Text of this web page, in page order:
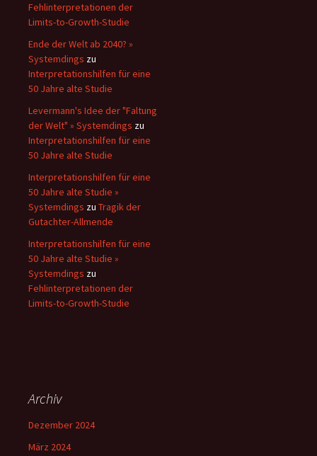
Fehlinterpretationen der
Limits-to-Growth-Studie
Ende der Welt ab 2040? »
Systemdings zu
Interpretationshilfen für eine
50 Jahre alte Studie
Levermann's Idee der "Faltung
der Welt" » Systemdings zu
Interpretationshilfen für eine
50 Jahre alte Studie
Interpretationshilfen für eine
50 Jahre alte Studie »
Systemdings zu Tragik der
Gutachter-Allmende
Interpretationshilfen für eine
50 Jahre alte Studie »
Systemdings zu
Fehlinterpretationen der
Limits-to-Growth-Studie
Archiv
Dezember 2024
März 2024